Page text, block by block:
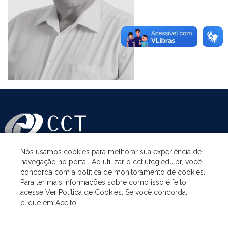
ASSUNTOS
ACESSO À INFORMAÇÃO
Nós usamos cookies para melhorar sua experiência de
navegação no portal. Ao utilizar o cct.ufcg.edu.br, você
concorda com a política de monitoramento de cookies.
Para ter mais informações sobre como isso é feito,
acesse Ver Política de Cookies. Se você concorda,
clique em Aceito.